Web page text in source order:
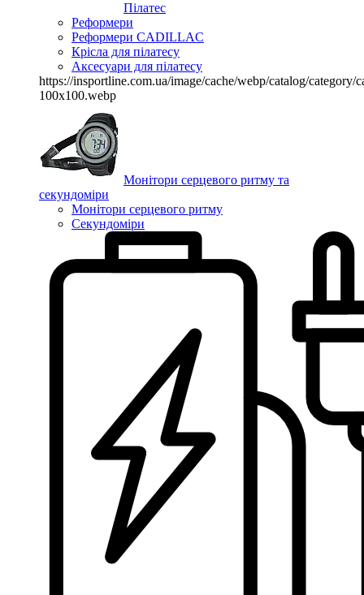
Пілатес
Реформери
Реформери CADILLAC
Крісла для пілатесу
Аксесуари для пілатесу
https://insportline.com.ua/image/cache/webp/catalog/category/
100x100.webp
Монітори серцевого ритму та
секундоміри
Монітори серцевого ритму
Секундоміри